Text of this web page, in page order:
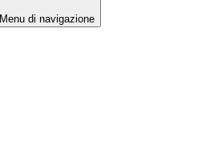
Menu di navigazione